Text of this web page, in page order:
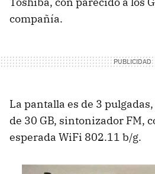
compañía.
La pantalla es de 3
de 30 GB, sintonizador FM,
esperada WiFi 802.11 b/g.